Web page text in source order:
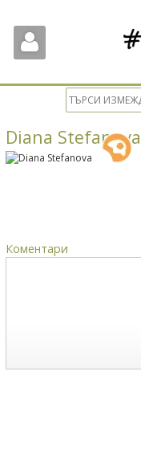
Diana Stefanova
Коментари